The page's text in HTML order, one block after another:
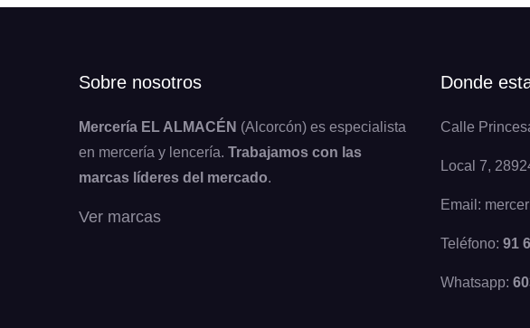
Sobre nosotros
Mercería EL ALMACÉN (Alcorcón) es especialista
en mercería y lencería. Trabajamos con las
marcas líderes del mercado.
Ver marcas
Donde
Calle
Local 7,
Email:
Teléfono: 91
Whatsapp: